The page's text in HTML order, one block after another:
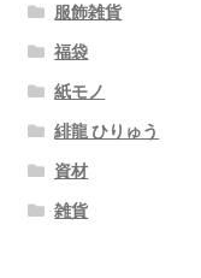
服飾雑貨
福袋
紙モノ
緋龍 ひりゅう
資材
雑貨